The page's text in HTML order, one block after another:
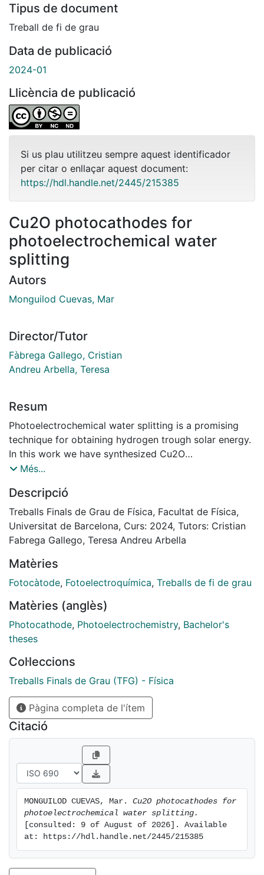
Tipus de document
Treball de fi de grau
Data de publicació
2024-01
Llicència de publicació
Si us plau utilitzeu sempre aquest identificador
per citar o enllaçar aquest document:
https://hdl.handle.net/2445/215385
Cu2O photocathodes for
photoelectrochemical water
splitting
Autors
Monguilod Cuevas, Mar
Director/Tutor
Fàbrega Gallego, Cristian
Andreu Arbella, Teresa
Resum
Photoelectrochemical water splitting is a promising
technique for obtaining hydrogen trough solar energy.
In this work we have synthesized Cu2O
photocathodes through electrodeposition and
electrodeposited ZnO layer. Chronoamperometries and
linear sweep voltammetries have been performed to
analyze their photoelectrochemical performance. The
photocathodes have also been characterized by
spectroscopy.
Més...
Descripció
Treballs Finals de Grau de Física, Facultat de Física,
Universitat de Barcelona, Curs: 2024, Tutors: Cristian
Fabrega Gallego, Teresa Andreu Arbella
Matèries
Fotocàtode, Fotoelectroquímica, Treballs de fi de grau
Matèries (anglès)
Photocathode, Photoelectrochemistry, Bachelor's
theses
Col·leccions
Treballs Finals de Grau (TFG) - Física
Pàgina completa de l'ítem
Citació
MONGUILOD CUEVAS, Mar. Cu2O photocathodes for
photoelectrochemical water splitting.
[consulted: 9 of August of 2026]. Available
at: https://hdl.handle.net/2445/215385